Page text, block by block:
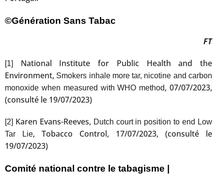
©Génération Sans Tabac
FT
[1]
National Institute for Public Health and the
Environment, Smokers inhale more tar, nicotine and carbon
monoxide when measured with WHO method, 07/07/2023,
(consulté le 19/07/2023)
[2] Karen Evans-Reeves, Dutch court in position to end Low
Tar Lie, Tobacco Control, 17/07/2023, (consulté le
19/07/2023)
Comité national contre le tabagisme |